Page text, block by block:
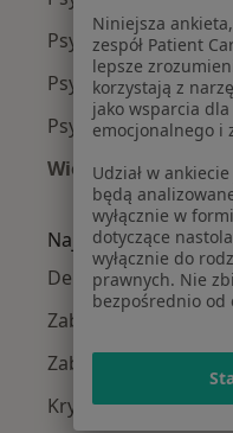
Psycholodzy
Psycholodzy Dębniki
Psycholodzy
Więcej (14)
Więcej w
Najczęście leczone
Depresja w Krakowie
Zaburzenia lękowe
Zaburzenia nastroju
Kryzys emocjonalny
Niniejsza
zespół Patient
lepsze
korzystają z
jako wsparcia
emocjonalnego i
Udział w
będą
wyłącznie w
dotyczące
wyłącznie do
prawnych. Nie
bezpośrednio od